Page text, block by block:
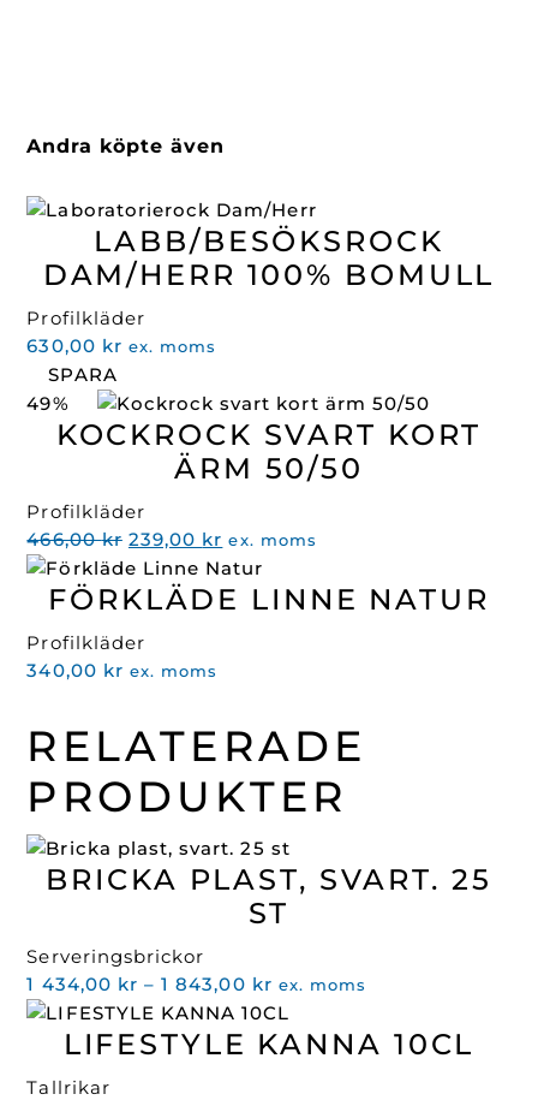
Andra köpte även
LABB/BESÖKSROCK
DAM/HERR 100% BOMULL
Profilkläder
630,00 kr ex. moms
SPARA
49%
KOCKROCK SVART KORT
ÄRM 50/50
Profilkläder
466,00kr Det
ursprungliga
priset
466,00 kr.
239,00 kr Det
nuvarande
priset
ex. moms
FÖRKLÄDE LINNE NATUR
Profilkläder
340,00 kr ex. moms
RELATERADE
PRODUKTER
BRICKA PLAST, SVART. 25
ST
Serveringsbrickor
1 434,00 kr – 1 843,00 krPrisintervall:
1
434,00 kr
ex. moms
LIFESTYLE KANNA 10CL
Tallrikar